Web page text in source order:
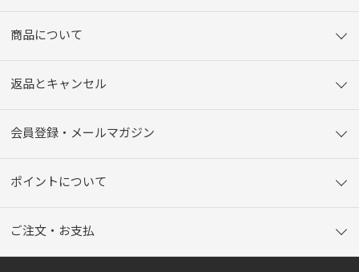
商品について
返品とキャンセル
会員登録・メールマガジン
ポイントについて
ご注文・お支払